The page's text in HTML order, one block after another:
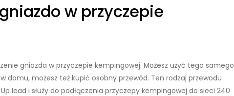
w przyczepie
gniazda w przyczepie kempingowej. Możesz użyć tego samego
domu, możesz też kupić osobny przewód. Ten rodzaj przewodu
lead i służy do podłączenia przyczepy kempingowej do sieci 240